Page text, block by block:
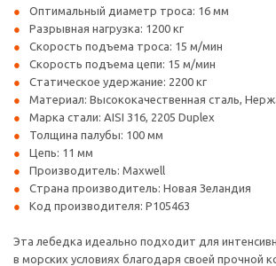
Оптимальный диаметр троса: 16 мм
Разрывная нагрузка: 1200 кг
Скорость подъема троса: 15 м/мин
Скорость подъема цепи: 15 м/мин
Статическое удержание: 2200 кг
Материал: Высококачественная сталь,
Марка стали: AISI 316, 2205 Duplex
Толщина палубы: 100 мм
Цепь: 11 мм
Производитель: Maxwell
Страна производитель: Новая Зеландия
Код производителя: P105463
Эта лебедка идеально подходит для
в морских условиях благодаря своей прочной